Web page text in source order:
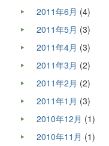
2011年6月 (4)
2011年5月 (3)
2011年4月 (3)
2011年3月 (2)
2011年2月 (2)
2011年1月 (3)
2010年12月 (1)
2010年11月 (1)